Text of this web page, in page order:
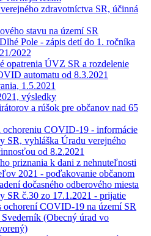
zdravotníctva SR, účinná
stavu na území SR
Pole - zápis detí do 1. ročníka
2022
opatrenia ÚVZ SR a rozdelenie
automatu od 8.3.2021
1.5.2021
výsledky
a rúšok pre občanov nad 65
ochoreniu COVID-19 - informácie
SR, vyhláška Úradu verejného
od 8.2.2021
priznania k dani z nehnuteľnosti
2021 - poďakovanie občanom
dočasného odberového miesta
SR č.30 zo 17.1.2021 - prijatie
ochorení COVID-19 na území SR
(Obecný úrad vo